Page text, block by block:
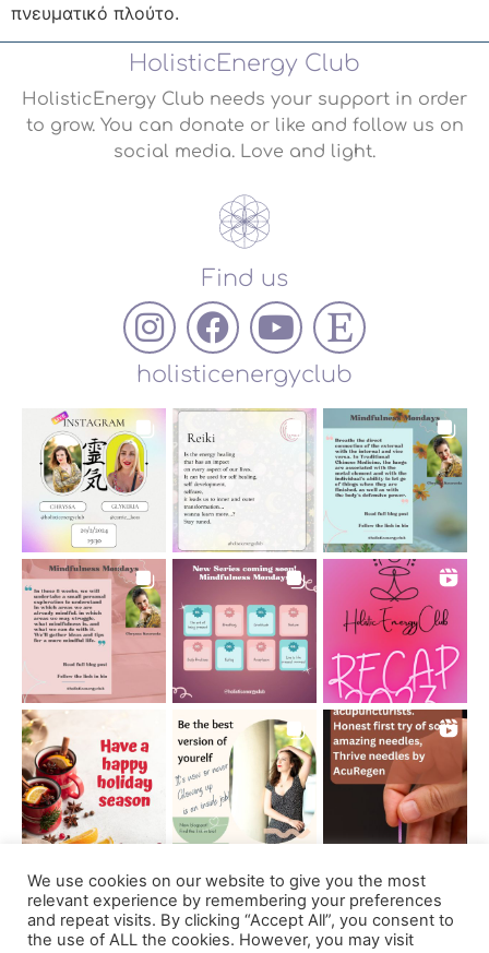
πνευματικό πλούτο.
HolisticEnergy Club
HolisticEnergy Club needs your support in order
to grow. You can donate or like and follow us on
social media. Love and light.
Find us
holisticenergyclub
Follow on Instagram
We use cookies on our website to give you the most
relevant experience by remembering your preferences
and repeat visits. By clicking “Accept All”, you consent to
the use of ALL the cookies. However, you may visit